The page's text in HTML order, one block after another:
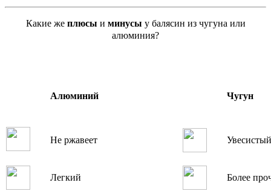
Какие же плюсы и минусы у балясин из чугуна или
алюминия?
Алюминий Чугун
Не ржавеет Увесистый
Легкий Более